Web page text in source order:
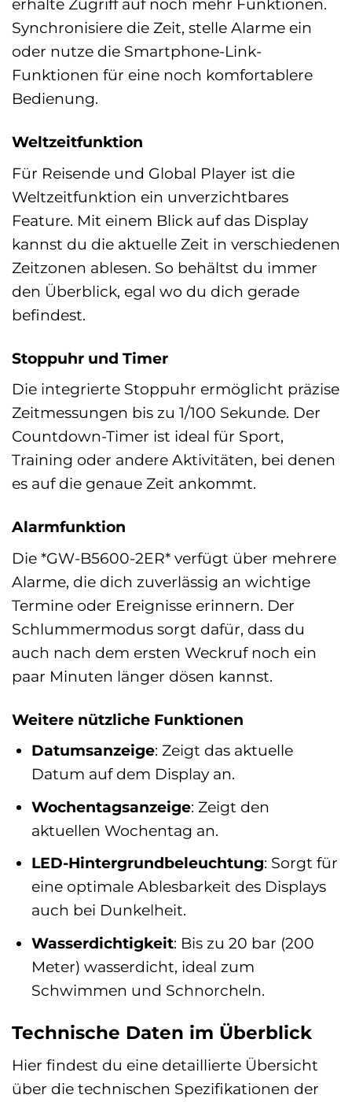
erhalte Zugriff auf noch mehr Funktionen.
Synchronisiere die Zeit, stelle Alarme ein
oder nutze die Smartphone-Link-
Funktionen für eine noch komfortablere
Bedienung.
Weltzeitfunktion
Für Reisende und Global Player ist die
Weltzeitfunktion ein unverzichtbares
Feature. Mit einem Blick auf das Display
kannst du die aktuelle Zeit in verschiedenen
Zeitzonen ablesen. So behältst du immer
den Überblick, egal wo du dich gerade
befindest.
Stoppuhr und Timer
Die integrierte Stoppuhr ermöglicht präzise
Zeitmessungen bis zu 1/100 Sekunde. Der
Countdown-Timer ist ideal für Sport,
Training oder andere Aktivitäten, bei denen
es auf die genaue Zeit ankommt.
Alarmfunktion
Die *GW-B5600-2ER* verfügt über mehrere
Alarme, die dich zuverlässig an wichtige
Termine oder Ereignisse erinnern. Der
Schlummermodus sorgt dafür, dass du
auch nach dem ersten Weckruf noch ein
paar Minuten länger dösen kannst.
Weitere nützliche Funktionen
Datumsanzeige: Zeigt das aktuelle
Datum auf dem Display an.
Wochentagsanzeige: Zeigt den
aktuellen Wochentag an.
LED-Hintergrundbeleuchtung: Sorgt für
eine optimale Ablesbarkeit des Displays
auch bei Dunkelheit.
Wasserdichtigkeit: Bis zu 20 bar (200
Meter) wasserdicht, ideal zum
Schwimmen und Schnorcheln.
Technische Daten im Überblick
Hier findest du eine detaillierte Übersicht
über die technischen Spezifikationen der